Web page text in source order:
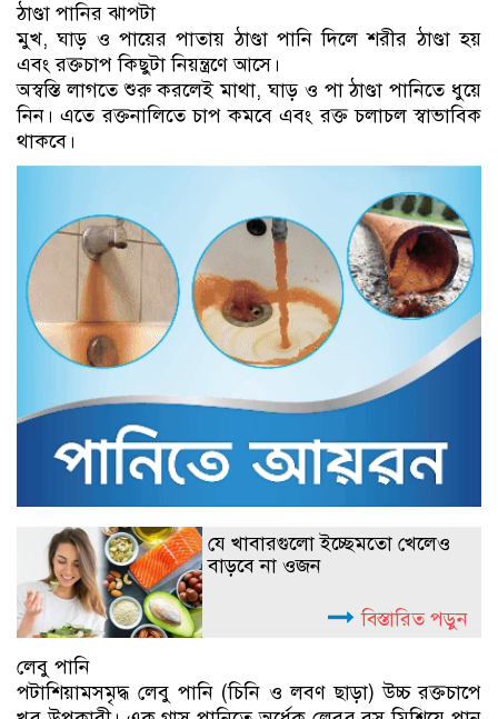
ঠাণ্ডা পানির ঝাপটা
মুখ, ঘাড় ও পায়ের পাতায় ঠাণ্ডা পানি দিলে শরীর ঠাণ্ডা হয়
এবং রক্তচাপ কিছুটা নিয়ন্ত্রণে আসে।
অস্বস্তি লাগতে শুরু করলেই মাথা, ঘাড় ও পা ঠাণ্ডা পানিতে ধুয়ে
নিন। এতে রক্তনালিতে চাপ কমবে এবং রক্ত চলাচল স্বাভাবিক
থাকবে।
যে খাবারগুলো ইচ্ছেমতো খেলেও
বাড়বে না ওজন
বিস্তারিত পড়ুন
লেবু পানি
পটাশিয়ামসমৃদ্ধ লেবু পানি (চিনি ও লবণ ছাড়া) উচ্চ রক্তচাপে